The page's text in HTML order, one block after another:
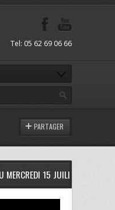
Tel: 05 62 69 06 66
PARTAGER
MERCREDI 15 JUILLET 2015